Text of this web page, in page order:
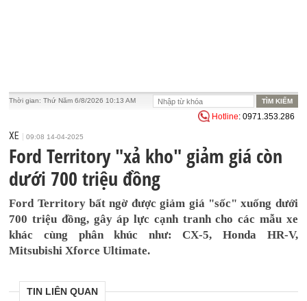
Thời gian:Thứ Năm 6/8/2026 10:13 AM
Hotline: 0971.353.286
XE 09:08 14-04-2025
Ford Territory "xả kho" giảm giá còn
dưới 700 triệu đồng
Ford Territory bất ngờ được giảm giá "sốc" xuống dưới
700 triệu đồng, gây áp lực cạnh tranh cho các mẫu xe
khác cùng phân khúc như: CX-5, Honda HR-V,
Mitsubishi Xforce Ultimate.
TIN LIÊN QUAN